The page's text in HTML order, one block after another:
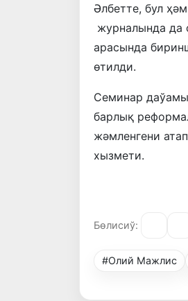
Әлбетте, бул
журналында да
арасында
өтилди.
Семинар
барлық
жәмленгени
хызмети.
Бөлисиў:
#Олий Мажлис